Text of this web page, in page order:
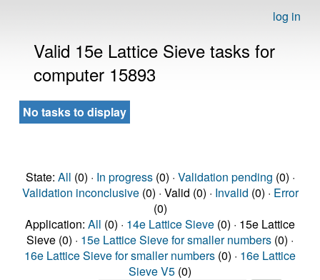
log in
Valid 15e Lattice Sieve tasks for
computer 15893
No tasks to display
State: All (0) · In progress(0) · Validation pending (0) ·
Validation inconclusive(0) · Valid (0) · Invalid (0) · Error
(0)
Application: All (0) · 14e Lattice Sieve (0) · 15e Lattice
Sieve (0) · 15e Lattice Sieve for smaller numbers (0) ·
16e Lattice Sieve for smaller numbers (0) · 16e Lattice
Sieve V5 (0)